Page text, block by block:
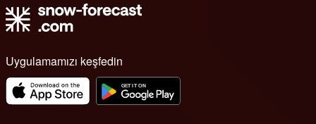
Uygulamamızı keşfedin